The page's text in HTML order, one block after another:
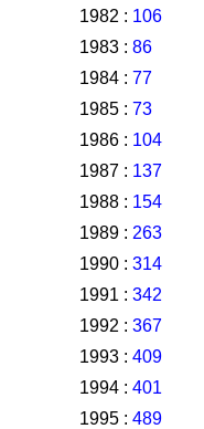
1982 : 106
1983 : 86
1984 : 77
1985 : 73
1986 : 104
1987 : 137
1988 : 154
1989 : 263
1990 : 314
1991 : 342
1992 : 367
1993 : 409
1994 : 401
1995 : 489